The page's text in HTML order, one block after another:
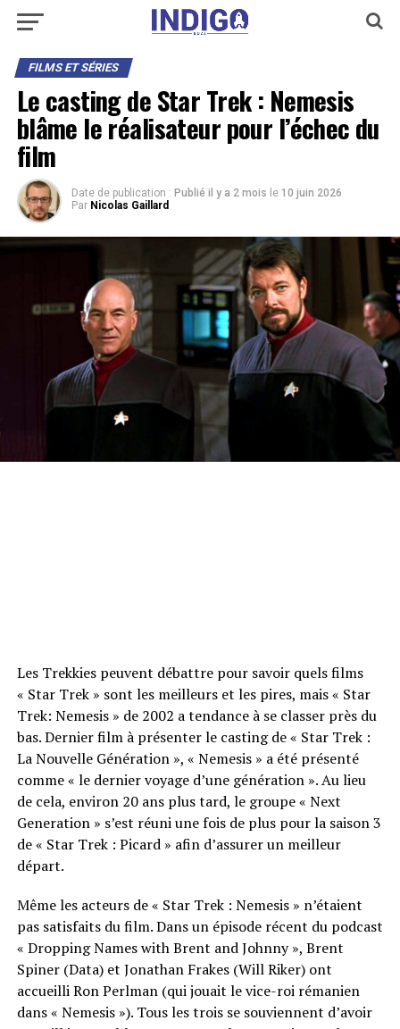
FILMS ET SÉRIES
Le casting de Star Trek : Nemesis
blâme le réalisateur pour l’échec du
film
Date de publication : Publié il y a 2 mois le 10 juin 2026
Par Nicolas Gaillard
Les Trekkies peuvent débattre pour savoir quels films
« Star Trek » sont les meilleurs et les pires, mais « Star
Trek: Nemesis » de 2002 a tendance à se classer près du
bas. Dernier film à présenter le casting de « Star Trek :
La Nouvelle Génération », « Nemesis » a été présenté
comme « le dernier voyage d’une génération ». Au lieu
de cela, environ 20 ans plus tard, le groupe « Next
Generation » s’est réuni une fois de plus pour la saison 3
de « Star Trek : Picard » afin d’assurer un meilleur
départ.
Même les acteurs de « Star Trek : Nemesis » n’étaient
pas satisfaits du film. Dans un épisode récent du podcast
« Dropping Names with Brent and Johnny », Brent
Spiner (Data) et Jonathan Frakes (Will Riker) ont
accueilli Ron Perlman (qui jouait le vice-roi rémanien
dans « Nemesis »). Tous les trois se souviennent d’avoir